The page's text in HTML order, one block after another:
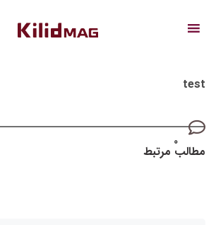
test
۰
مطالب مرتبط